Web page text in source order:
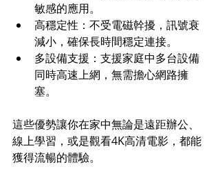
敏感的應用。
高穩定性：不受電磁幹擾，訊號衰
減小，確保長時間穩定連接。
多設備支援：支援家庭中多台設備
同時高速上網，無需擔心網路擁
塞。
這些優勢讓你在家中無論是遠距辦公、
線上學習，或是觀看4K高清電影，都能
獲得流暢的體驗。